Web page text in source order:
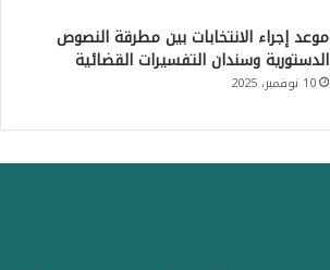
موعد إجراء الانتخابات بين مطرقة النصوص
الدستورية وسندان التفسيرات القضائية
10 نوفمبر، 2025